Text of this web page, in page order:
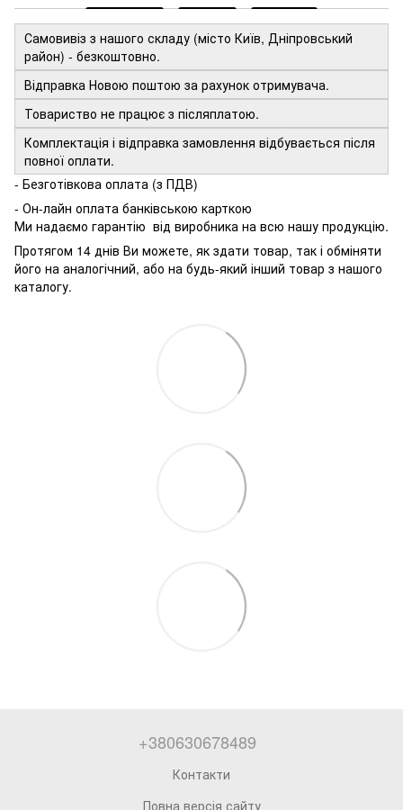
Самовивіз з нашого складу (місто Київ, Дніпровський
район) - безкоштовно.
Відправка Новою поштою за рахунок отримувача.
Товариство не працює з післяплатою.
Комплектація і відправка замовлення відбувається після
повної оплати.
- Безготівкова оплата (з ПДВ)
- Он-лайн оплата банківською карткою
Ми надаємо гарантію від виробника на всю нашу продукцію.
Протягом 14 днів Ви можете, як здати товар, так і обміняти
його на аналогічний, або на будь-який інший товар з нашого
каталогу.
+380630678489
Контакти
Повна версія сайту